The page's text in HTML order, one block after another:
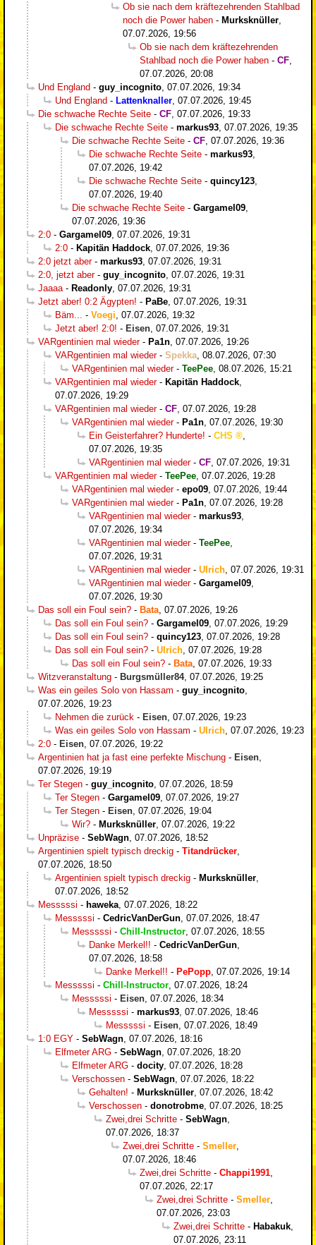
Ob sie nach dem kräftezehrenden Stahlbad
noch die Power haben - Murksknüller
07.07.2026, 19:56
Ob sie nach dem kräftezehrenden
Stahlbad noch die Power haben - CF
07.07.2026, 20:08
Und England - guy_incognito 07.07.2026, 19:34
Und England - Lattenknaller 07.07.2026, 19:45
Die schwache Rechte Seite - CF 07.07.2026, 19:33
Die schwache Rechte Seite - markus93 07.07.2026, 19:35
Die schwache Rechte Seite - CF 07.07.2026, 19:36
Die schwache Rechte Seite - markus93
07.07.2026, 19:42
Die schwache Rechte Seite - quincy123
07.07.2026, 19:40
Die schwache Rechte Seite - Gargamel09
07.07.2026, 19:36
2:0 - Gargamel09 07.07.2026, 19:31
2:0 - Kapitän Haddock 07.07.2026, 19:36
2:0 jetzt aber- markus93 07.07.2026, 19:31
2:0, jetzt aber- guy_incognito 07.07.2026, 19:31
Jaaaa - Readonly 07.07.2026, 19:31
Jetzt aber! 0:2 Ägypten! - PaBe 07.07.2026, 19:31
Bäm...
- Voegi 07.07.2026, 19:32
Jetzt aber! 2:0! - Eisen 07.07.2026, 19:31
VARgentinien mal wieder- Pa1n 07.07.2026, 19:26
VARgentinien mal wieder- Spekka 08.07.2026, 07:30
VARgentinien mal wieder- TeePee 08.07.2026, 15:21
VARgentinien mal wieder- Kapitän Haddock
07.07.2026, 19:29
VARgentinien mal wieder- CF 07.07.2026, 19:28
VARgentinien mal wieder- Pa1n 07.07.2026, 19:30
Ein Geisterfahrer? Hunderte! - CHS
07.07.2026, 19:35
VARgentinien mal wieder- CF 07.07.2026, 19:31
VARgentinien mal wieder- TeePee 07.07.2026, 19:28
VARgentinien mal wieder- epo09 07.07.2026, 19:44
VARgentinien mal wieder- Pa1n 07.07.2026, 19:28
VARgentinien mal wieder- markus93
07.07.2026, 19:34
VARgentinien mal wieder- TeePee
07.07.2026, 19:31
VARgentinien mal wieder- Ulrich 07.07.2026, 19:31
VARgentinien mal wieder- Gargamel09
07.07.2026, 19:30
Das soll ein Foul sein? - Bata 07.07.2026, 19:26
Das soll ein Foul sein? - Gargamel09 07.07.2026, 19:29
Das soll ein Foul sein? - quincy123 07.07.2026, 19:28
Das soll ein Foul sein? - Ulrich 07.07.2026, 19:28
Das soll ein Foul sein? - Bata 07.07.2026, 19:33
Witzveranstaltung - Burgsmüller84, 07.07.2026, 19:25
Was ein geiles Solo von Hassam - guy_incognito
07.07.2026, 19:23
Nehmen die zurück - Eisen 07.07.2026, 19:23
Was ein geiles Solo von Hassam - Ulrich 07.07.2026, 19:23
2:0 - Eisen 07.07.2026, 19:22
Argentinien hat ja fast eine perfekte Mischung - Eisen
07.07.2026, 19:19
Ter Stegen - guy_incognito 07.07.2026, 18:59
Ter Stegen - Gargamel09 07.07.2026, 19:27
Ter Stegen - Eisen 07.07.2026, 19:04
Wir? - Murksknüller 07.07.2026, 19:22
Unpräzise - SebWagn 07.07.2026, 18:52
Argentinien spielt typisch dreckig - Titandrücker
07.07.2026, 18:50
Argentinien spielt typisch dreckig - Murksknüller
07.07.2026, 18:52
Messsssi - haweka 07.07.2026, 18:22
Messsssi - CedricVanDerGun 07.07.2026, 18:47
Messsssi - Chill-Instructor 07.07.2026, 18:55
Danke Merkel!! - CedricVanDerGun
07.07.2026, 18:58
Danke Merkel!! - PePopp 07.07.2026, 19:14
Messsssi - Chill-Instructor 07.07.2026, 18:24
Messsssi - Eisen 07.07.2026, 18:34
Messsssi - markus93 07.07.2026, 18:46
Messsssi - Eisen 07.07.2026, 18:49
1:0 EGY - SebWagn 07.07.2026, 18:16
Elfmeter ARG - SebWagn 07.07.2026, 18:20
Elfmeter ARG - docity 07.07.2026, 18:28
Verschossen - SebWagn 07.07.2026, 18:22
Gehalten! - Murksknüller 07.07.2026, 18:42
Verschossen - donotrobme 07.07.2026, 18:25
Zwei,drei Schritte - SebWagn
07.07.2026, 18:37
Zwei,drei Schritte - Smeller
07.07.2026, 18:46
Zwei,drei Schritte - Chappi1991
07.07.2026, 22:17
Zwei,drei Schritte - Smeller
07.07.2026, 23:03
Zwei,drei Schritte - Habakuk
07.07.2026, 23:11